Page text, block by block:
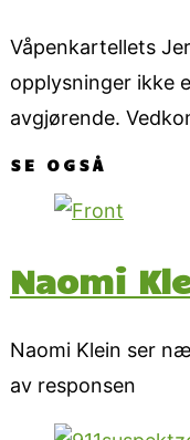
Våpenkartellets
opplysninger ikke
avgjørende.
SE OGSÅ
Naomi
Naomi Klein ser
av responsen